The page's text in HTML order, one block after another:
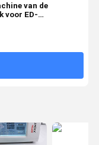
van de
voor ED-